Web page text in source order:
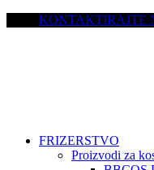
KONTAKTIRAJTE
FRIZERSTVO
Proizvodi za